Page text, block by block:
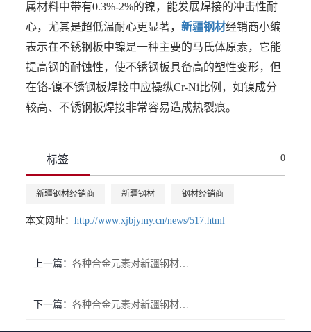
属材料中带有0.3%-2%的镍，能发展焊接的冲击性耐
心，尤其是超低温耐心更显著，新疆钢材经销商小编
表示在不锈钢板中镍是一种主要的马氏体原素，它能
提高钢的耐蚀性，使不锈钢板具备高的塑性变形，但
在铬-镍不锈钢板焊接中应操纵Cr-Ni比例，如镍成分
较高、不锈钢板焊接非常容易造成热裂痕。
标签 0
新疆钢材经销商 新疆钢材 钢材经销商
本文网址：http://www.xjbjymy.cn/news/517.html
上一篇： 各种合金元素对新疆钢材的影响（一）
下一篇： 各种合金元素对新疆钢材的影响（三）